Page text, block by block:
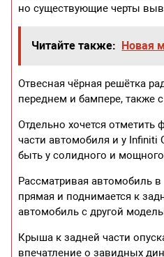
но существующие черты
Читайте также: Новая
Отвесная чёрная решётка
переднем и бампере, также
Отдельно хочется
части автомобиля и у
быть у солидного и
Рассматривая автомобиль
прямая и поднимается к
автомобиль с другой
Крыша к задней части
впечатление о завидных